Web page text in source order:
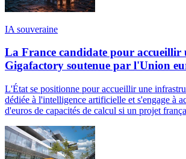
IA souveraine
La France candidate pour accueillir
Gigafactory soutenue par l'Union
L'État se positionne pour accueillir une
dédiée à l'intelligence artificielle et s'engage à
d'euros de capacités de calcul si un projet